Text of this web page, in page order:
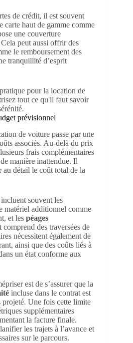
de crédit, il est souvent
carte haut de gamme comme
une couverture
Cela peut aussi offrir des
le remboursement des
tranquillité d’esprit
prévisionnel
de voiture passe par une
associés. Au-delà du prix
frais complémentaires
manière inattendue. Il
au détail le coût total de la
souvent les
matériel additionnel comme
et les péages
comprend des traversées de
nécessitent également de
ainsi que des coûts liés à
un état conforme aux
est de s’assurer que la
incluse dans le contrat est
projeté. Une fois cette limite
supplémentaires
la facture finale.
les trajets à l’avance et
sur le parcours.